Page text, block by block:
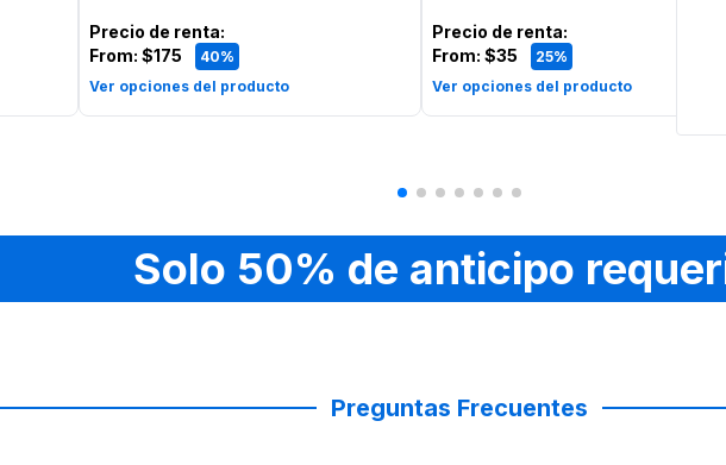
Precio de renta:
From: $175
40%
Ver opciones del producto
Precio de renta:
From: $35
25%
Ver opciones del producto
Solo 50% de anticipo
Preguntas Frecuentes